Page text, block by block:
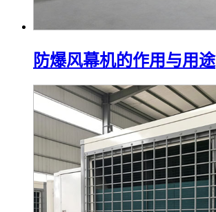
防爆风幕机的作用与用途